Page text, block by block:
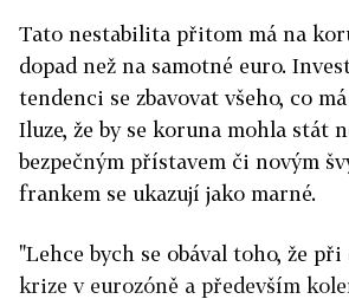
Tato nestabilita přitom má na
dopad než na samotné euro.
tendenci se zbavovat všeho, co
Iluze, že by se koruna mohla stát
bezpečným přístavem či novým
frankem se ukazují jako marné.
"Lehce bych se obával toho, že při
krize v eurozóně a především